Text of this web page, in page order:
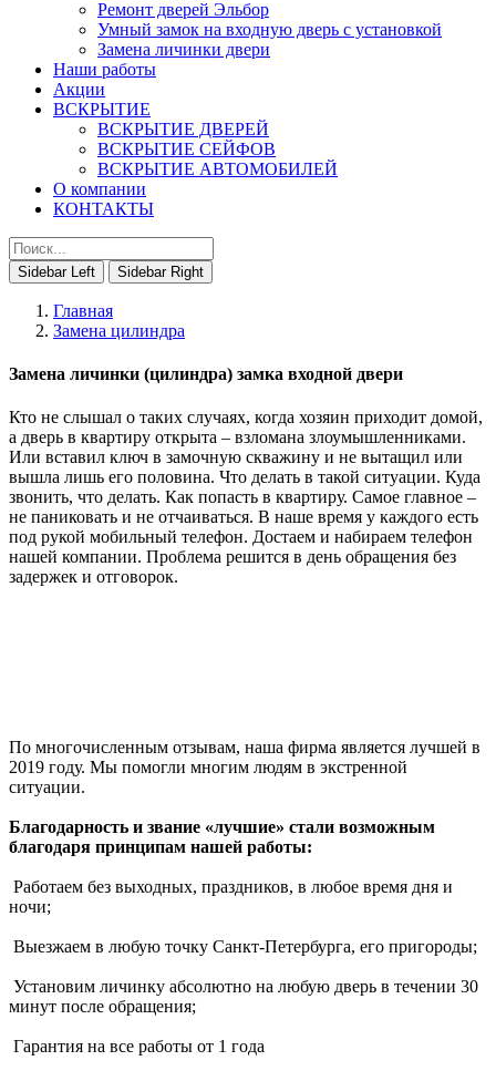
Ремонт дверей Эльбор
Умный замок на входную дверь с установкой
Замена личинки двери
Наши работы
Акции
ВСКРЫТИЕ
ВСКРЫТИЕ ДВЕРЕЙ
ВСКРЫТИЕ СЕЙФОВ
ВСКРЫТИЕ АВТОМОБИЛЕЙ
О компании
КОНТАКТЫ
Sidebar Left Sidebar Right
Главная
Замена цилиндра
Замена личинки (цилиндра) замка входной двери
Кто не слышал о таких случаях, когда хозяин приходит домой,
а дверь в квартиру открыта – взломана злоумышленниками.
Или вставил ключ в замочную скважину и не вытащил или
вышла лишь его половина. Что делать в такой ситуации. Куда
звонить, что делать. Как попасть в квартиру. Самое главное –
не паниковать и не отчаиваться. В наше время у каждого есть
под рукой мобильный телефон. Достаем и набираем телефон
нашей компании. Проблема решится в день обращения без
задержек и отговорок.
По многочисленным отзывам, наша фирма является лучшей в
2019 году. Мы помогли многим людям в экстренной
ситуации.
Благодарность и звание «лучшие» стали возможным
благодаря принципам нашей работы:
Работаем без выходных, праздников, в любое время дня и
ночи;
Выезжаем в любую точку Санкт-Петербурга, его пригороды;
Установим личинку абсолютно на любую дверь в течении 30
минут после обращения;
Гарантия на все работы от 1 года